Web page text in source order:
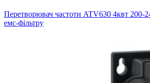
Перетворювач частоти ATV630 4квт 200-
емс-фільтру